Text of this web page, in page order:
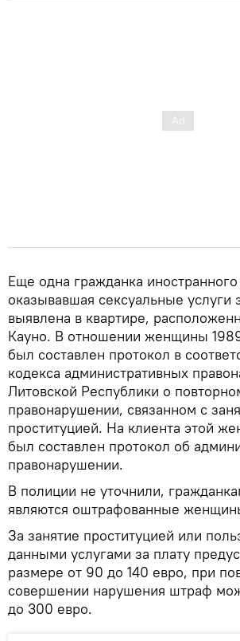
Еще одна гражданка иностранного
оказывавшая сексуальные услуги
выявлена в квартире,
Кауно. В отношении женщины
был составлен протокол в
кодекса административных
Литовской Республики о
правонарушении, связанном с
проституцией. На клиента этой
был составлен протокол об
правонарушении.
В полиции не уточнили,
являются оштрафованные
За занятие проституцией или
данными услугами за плату
размере от 90 до 140 евро, при
совершении нарушения штраф
до 300 евро.